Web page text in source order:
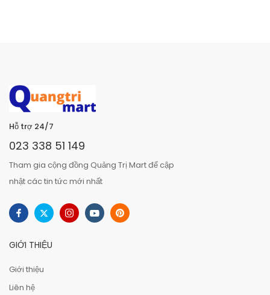
Hỗ trợ 24/7
023 338 51 149
Tham gia cộng đồng Quảng Trị Mart để cập
nhật các tin tức mới nhất
GIỚI THIỆU
Giới thiệu
Liên hệ